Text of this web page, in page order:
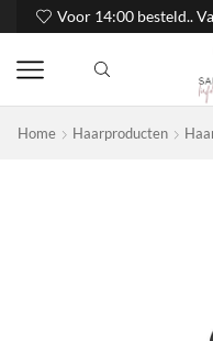
Voor 14:00 besteld..
Home Haarproducten